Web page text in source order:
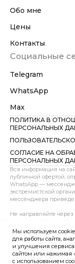
Обо мне
Цены
Контакты
Социальные
Telegram
WhatsApp
Max
ПОЛИТИКА В
ПЕРСОНАЛЬНЫХ
СОГЛАСИЕ НА
ПЕРСОНАЛЬНЫХ
Вся информация на
публичной офертой,
WhatsApp —
экстремистской
мессенджера
Не направляйте
персональных
несовершеннолетних,
предварительного
таких документов
подтверждает, что
обработку для
Мы используем
для работы сайта,
и улучшения
сайтом или нажимая
с использованием